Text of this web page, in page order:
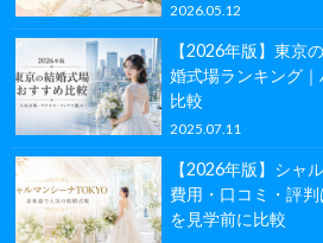
2026.05.12
【2026年版】東京
婚式場ランキング
比較
2025.07.11
【2026年版】シャ
費用・口コミ・評
を見学前に比較